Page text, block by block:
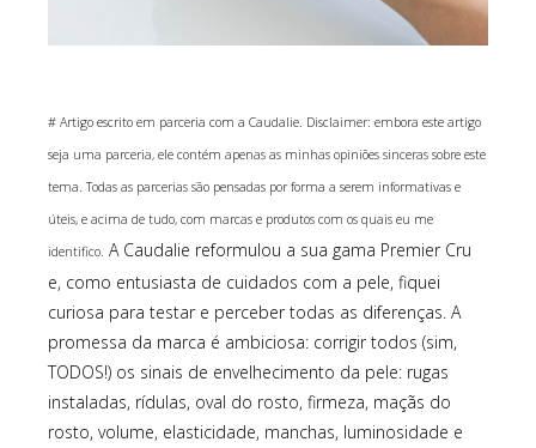
# Artigo escrito em parceria com a Caudalie. Disclaimer: embora este artigo
seja uma parceria, ele contém apenas as minhas opiniões sinceras sobre este
tema. Todas as parcerias são pensadas por forma a serem informativas e
úteis, e acima de tudo, com marcas e produtos com os quais eu me
identifico. A Caudalie reformulou a sua gama Premier Cru
e, como entusiasta de cuidados com a pele, fiquei
curiosa para testar e perceber todas as diferenças. A
promessa da marca é ambiciosa: corrigir todos (sim,
TODOS!) os sinais de envelhecimento da pele: rugas
instaladas, rídulas, oval do rosto, firmeza, maçãs do
rosto, volume, elasticidade, manchas, luminosidade e